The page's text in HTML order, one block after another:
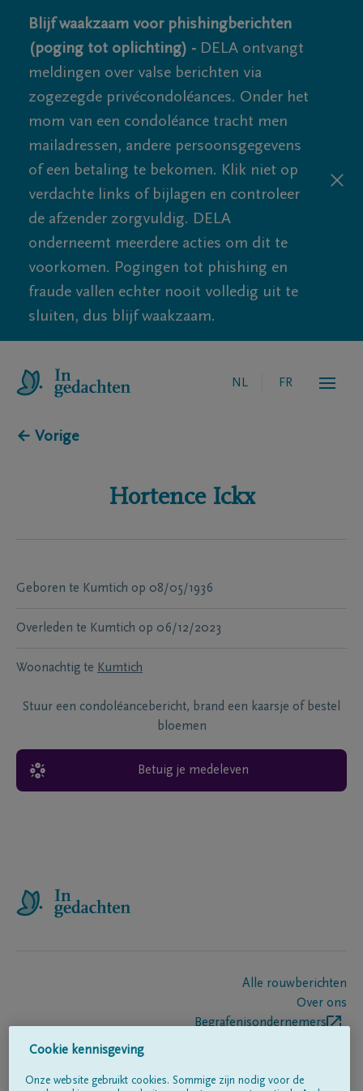
Blijf waakzaam voor phishingberichten
(poging tot oplichting) - DELA ontvangt
meldingen over valse berichten via
zogezegde privécondoléances. Onder het
mom van een condoléance tracht men
mailadressen, andere persoonsgegevens
of een betaling te bekomen. Klik niet op
verdachte links of bijlagen en controleer
de afzender zorgvuldig. DELA
onderneemt meerdere acties om dit te
voorkomen. Pogingen tot phishing en
fraude vallen echter nooit volledig uit te
sluiten, dus blijf waakzaam.
NL FR
← Vorige
Hortence Ickx
Geboren te Kumtich op 08/05/1936
Overleden te Kumtich op 06/12/2023
Woonachtig te Kumtich
Stuur een condoléancebericht, brand een kaarsje of bestel
bloemen
Betuig je medeleven
Alle rouwberichten
Over ons
Begrafenisondernemers
Cookie kennisgeving
Onze website gebruikt cookies. Sommige zijn nodig voor de